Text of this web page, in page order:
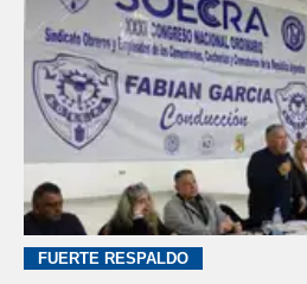
FUERTE RESPALDO